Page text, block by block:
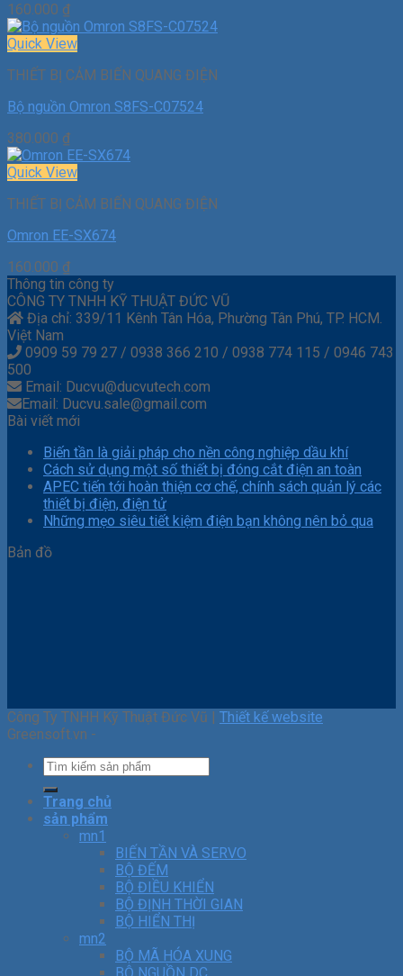
160.000 ₫
Quick View
THIẾT BỊ CẢM BIẾN QUANG ĐIỆN
Bộ nguồn Omron S8FS-C07524
380.000 ₫
Quick View
THIẾT BỊ CẢM BIẾN QUANG ĐIỆN
Omron EE-SX674
160.000 ₫
Thông tin công ty
CÔNG TY TNHH KỸ THUẬT ĐỨC VŨ
Địa chỉ: 339/11 Kênh Tân Hóa, Phường Tân Phú, TP. HCM.
Việt Nam
0909 59 79 27 / 0938 366 210 / 0938 774 115 / 0946 743
500
Email: Ducvu@ducvutech.com
Email: Ducvu.sale@gmail.com
Bài viết mới
Biến tần là giải pháp cho nền công nghiệp dầu khí
Cách sử dụng một số thiết bị đóng cắt điện an toàn
APEC tiến tới hoàn thiện cơ chế, chính sách quản lý các
thiết bị điện, điện tử
Những mẹo siêu tiết kiệm điện bạn không nên bỏ qua
Bản đồ
Công Ty TNHH Kỹ Thuật Đức Vũ | Thiết kế website
Greensoft.vn -
Trang chủ
sản phẩm
mn1
BIẾN TẦN VÀ SERVO
BỘ ĐẾM
BỘ ĐIỀU KHIỂN
BỘ ĐỊNH THỜI GIAN
BỘ HIỂN THỊ
mn2
BỘ MÃ HÓA XUNG